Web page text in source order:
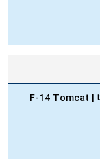
جنگنده شکاری رهگیر آمریکا | F-14 Tomcat